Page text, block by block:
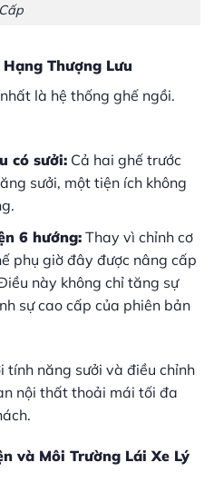
Cấp
Thượng Lưu
là hệ thống ghế ngồi.
có sưởi:Cả hai ghế trước
sưởi, một tiện ích không
6 hướng:Thay vì chỉnh cơ
phụ giờ đây được nâng cấp
này không chỉ tăng sự
sự cao cấp của phiên bản
tính năng sưởi và điều chỉnh
nội thất thoải mái tối đa
và Môi Trường Lái Xe Lý